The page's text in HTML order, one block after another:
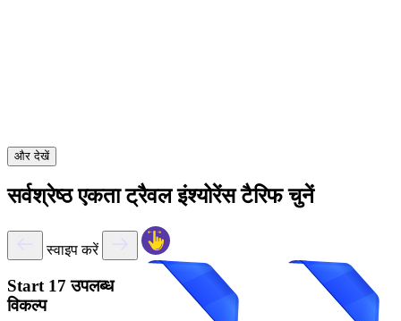
और देखें
सर्वश्रेष्ठ एकता ट्रैवल इंश्योरेंस टैरिफ चुनें
स्वाइप करें
Start 17 उपलब्ध
विकल्प